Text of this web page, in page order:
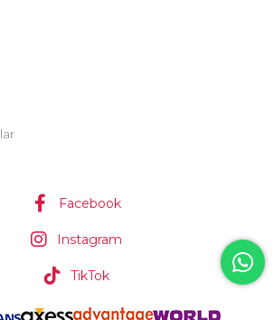
Facebook
Instagram
TikTok